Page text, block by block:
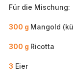
Für die Mischung:
300 g Mangold
300 g Ricotta
3 Eier